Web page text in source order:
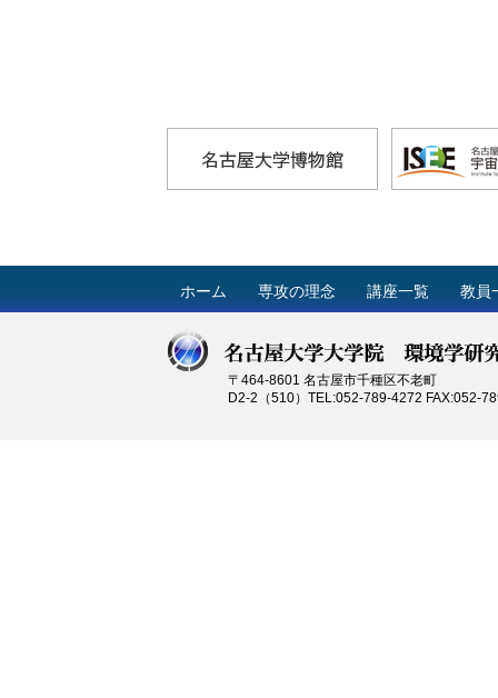
ホーム 専攻の理念 講座一覧 教員
〒464-8601 名古屋市千種区不老町
D2-2（510）TEL:052-789-4272 FAX:052-